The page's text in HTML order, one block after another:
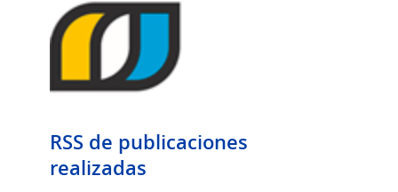
RSS de publicaciones
realizadas